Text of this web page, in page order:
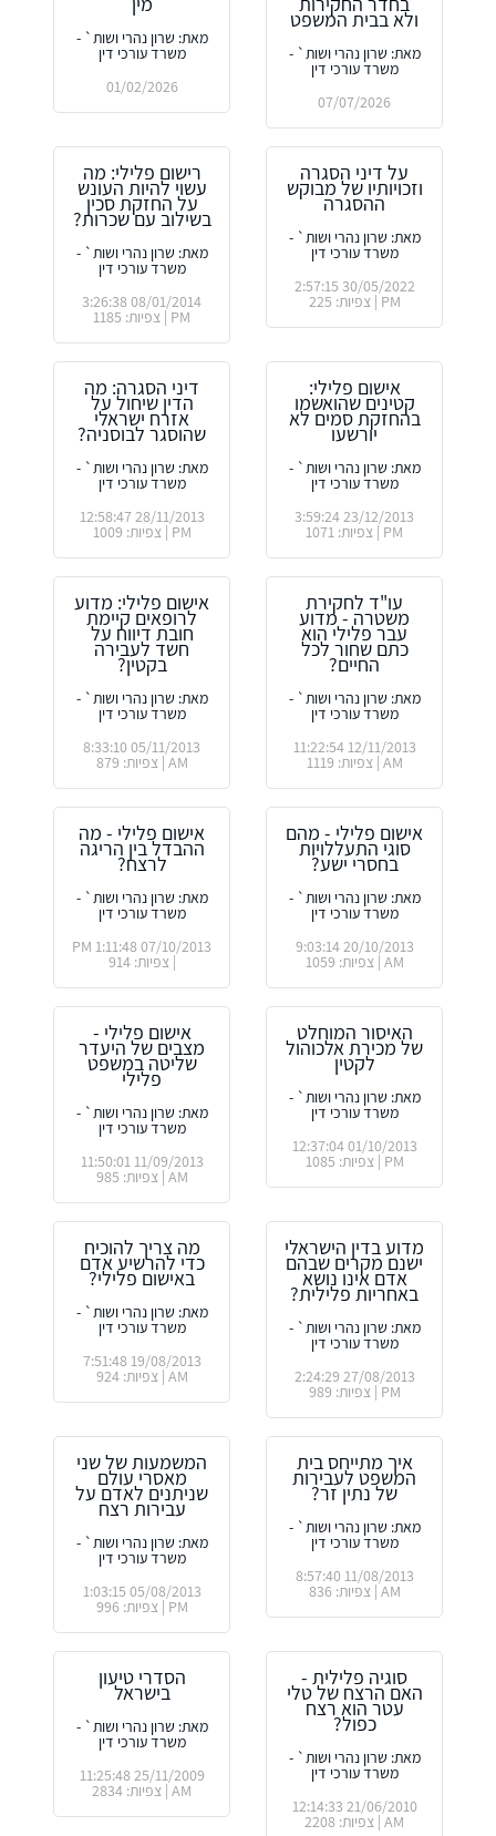
ולא בבית המשפט
מאת: שרון נהרי ושות` -
משרד עורכי דין
07/07/2026
מאת: שרון נהרי ושות` -
משרד עורכי דין
01/02/2026
על דיני הסגרה
וזכויותיו של מבוקש
ההסגרה
מאת: שרון נהרי ושות` -
משרד עורכי דין
30/05/2022 2:57:15
PM | צפיות: 225
רישום פלילי: מה
עשוי להיות העונש
על החזקת סכין
בשילוב עם שכרות?
מאת: שרון נהרי ושות` -
משרד עורכי דין
08/01/2014 3:26:38
PM | צפיות: 1185
אישום פלילי:
קטינים שהואשמו
בהחזקת סמים לא
יורשעו
מאת: שרון נהרי ושות` -
משרד עורכי דין
23/12/2013 3:59:24
PM | צפיות: 1071
דיני הסגרה: מה
הדין שיחול על
אזרח ישראלי
שהוסגר לבוסניה?
מאת: שרון נהרי ושות` -
משרד עורכי דין
28/11/2013 12:58:47
PM | צפיות: 1009
עו"ד לחקירת
משטרה - מדוע
עבר פלילי הוא
כתם שחור לכל
החיים?
מאת: שרון נהרי ושות` -
משרד עורכי דין
12/11/2013 11:22:54
AM | צפיות: 1119
אישום פלילי: מדוע
לרופאים קיימת
חובת דיווח על
חשד לעבירה
בקטין?
מאת: שרון נהרי ושות` -
משרד עורכי דין
05/11/2013 8:33:10
AM | צפיות: 879
אישום פלילי - מהם
סוגי התעללויות
בחסרי ישע?
מאת: שרון נהרי ושות` -
משרד עורכי דין
20/10/2013 9:03:14
AM | צפיות: 1059
אישום פלילי - מה
ההבדל בין הריגה
לרצח?
מאת: שרון נהרי ושות` -
משרד עורכי דין
07/10/2013 1:11:48 PM
| צפיות: 914
האיסור המוחלט
של מכירת אלכוהול
לקטין
מאת: שרון נהרי ושות` -
משרד עורכי דין
01/10/2013 12:37:04
PM | צפיות: 1085
אישום פלילי -
מצבים של היעדר
שליטה במשפט
פלילי
מאת: שרון נהרי ושות` -
משרד עורכי דין
11/09/2013 11:50:01
AM | צפיות: 985
מדוע בדין הישראלי
ישנם מקרים שבהם
אדם אינו נושא
באחריות פלילית?
מאת: שרון נהרי ושות` -
משרד עורכי דין
27/08/2013 2:24:29
PM | צפיות: 989
מה צריך להוכיח
כדי להרשיע אדם
באישום פלילי?
מאת: שרון נהרי ושות` -
משרד עורכי דין
19/08/2013 7:51:48
AM | צפיות: 924
איך מתייחס בית
המשפט לעבירות
של נתין זר?
מאת: שרון נהרי ושות` -
משרד עורכי דין
11/08/2013 8:57:40
AM | צפיות: 836
המשמעות של שני
מאסרי עולם
שניתנים לאדם על
עבירות רצח
מאת: שרון נהרי ושות` -
משרד עורכי דין
05/08/2013 1:03:15
PM | צפיות: 996
סוגיה פלילית -
האם הרצח של טלי
עטר הוא רצח
כפול?
מאת: שרון נהרי ושות` -
משרד עורכי דין
21/06/2010 12:14:33
AM | צפיות: 2208
הסדרי טיעון
בישראל
מאת: שרון נהרי ושות` -
משרד עורכי דין
25/11/2009 11:25:48
AM | צפיות: 2834